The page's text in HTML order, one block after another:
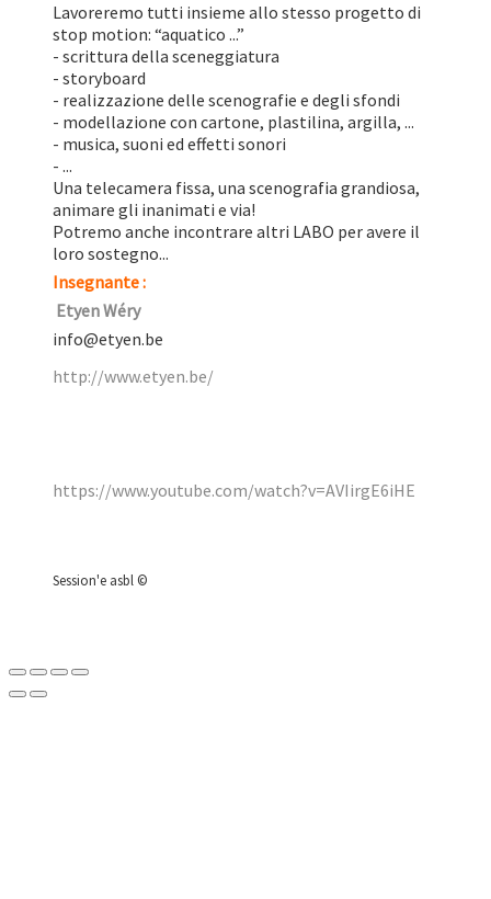
Lavoreremo tutti insieme allo stesso progetto di
stop motion: “aquatico ...”
- scrittura della sceneggiatura
- storyboard
- realizzazione delle scenografie e degli sfondi
- modellazione con cartone, plastilina, argilla, ...
- musica, suoni ed effetti sonori
- ...
Una telecamera fissa, una scenografia grandiosa,
animare gli inanimati e via!
Potremo anche incontrare altri LABO per avere il
loro sostegno...
Insegnante :
Etyen Wéry
info@etyen.be
http://www.etyen.be/
https://www.youtube.com/watch?v=AVIirgE6iHE
Session'e asbl ©